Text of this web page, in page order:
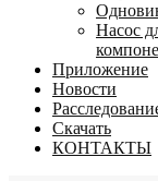
Насос
Приложение
Новости
Скачать
КОНТАКТЫ